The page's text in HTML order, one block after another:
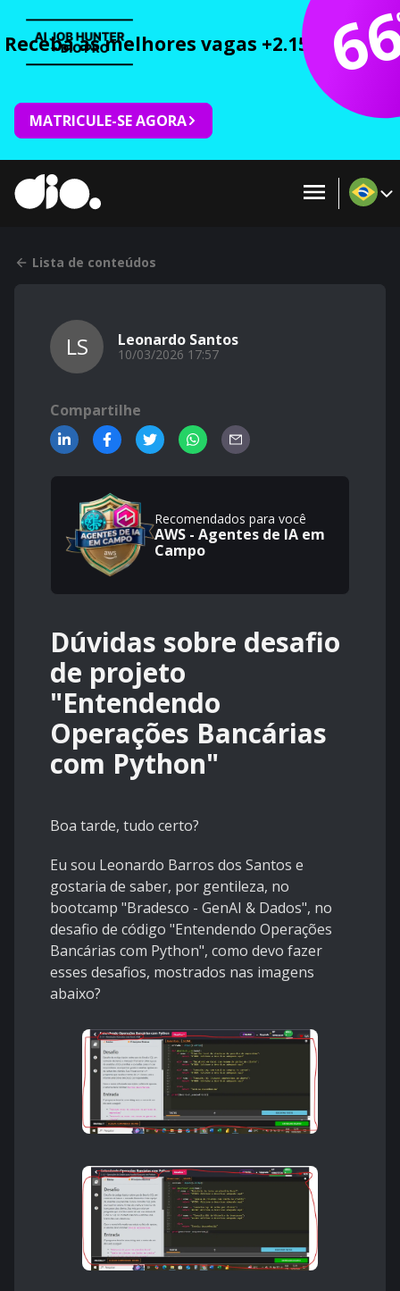
Receba as melhores vagas +2.150 cursos
MATRICULE-SE AGORA
Lista de conteúdos
LS Leonardo Santos
10/03/2026 17:57
Compartilhe
Recomendados para você
AWS - Agentes de IA em
Campo
Dúvidas sobre desafio
de projeto
"Entendendo
Operações Bancárias
com Python"
Boa tarde, tudo certo?
Eu sou Leonardo Barros dos Santos e
gostaria de saber, por gentileza, no
bootcamp "Bradesco - GenAI & Dados", no
desafio de código "Entendendo Operações
Bancárias com Python", como devo fazer
esses desafios, mostrados nas imagens
abaixo?